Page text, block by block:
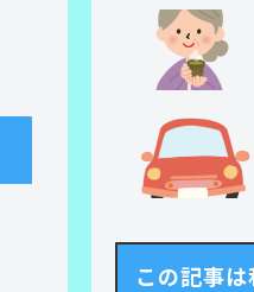
この記事は